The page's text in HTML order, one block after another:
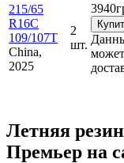
215/65
R16C
109/107T
China,
2025
2
шт.
3940
Летняя
Премьер на